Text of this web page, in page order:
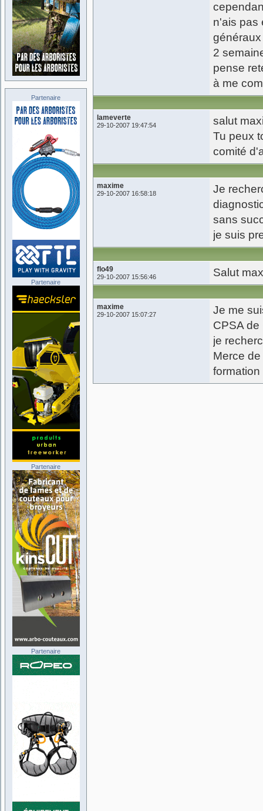
n'ais pas
2
pense
à me
lameverte
29-10-2007 19:47:54
salut
Tu peux
comité
maxime
29-10-2007 16:58:18
Je
sans
je suis
flo49
29-10-2007 15:56:46 Salut
maxime
29-10-2007 15:07:27
Je me
CPSA
je
Merce
Partenaire
Partenaire
Partenaire
Partenaire